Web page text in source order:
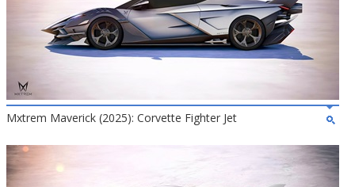
Mxtrem Maverick (2025): Corvette Fighter Jet